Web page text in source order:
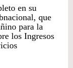
en su
que
para la
los Ingresos